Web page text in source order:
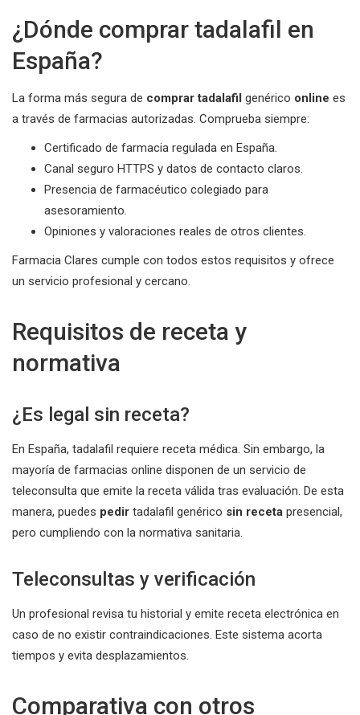
¿Dónde comprar tadalafil en
España?
La forma más segura de comprar tadalafil genérico online es
a través de farmacias autorizadas. Comprueba siempre:
Certificado de farmacia regulada en España.
Canal seguro HTTPS y datos de contacto claros.
Presencia de farmacéutico colegiado para
asesoramiento.
Opiniones y valoraciones reales de otros clientes.
Farmacia Clares cumple con todos estos requisitos y ofrece
un servicio profesional y cercano.
Requisitos de receta y
normativa
¿Es legal sin receta?
En España, tadalafil requiere receta médica. Sin embargo, la
mayoría de farmacias online disponen de un servicio de
teleconsulta que emite la receta válida tras evaluación. De esta
manera, puedes pedir tadalafil genérico sin receta presencial,
pero cumpliendo con la normativa sanitaria.
Teleconsultas y verificación
Un profesional revisa tu historial y emite receta electrónica en
caso de no existir contraindicaciones. Este sistema acorta
tiempos y evita desplazamientos.
Comparativa con otros